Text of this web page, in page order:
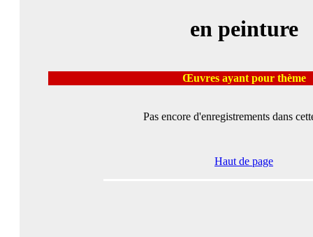
en peinture
Œuvres ayant pour thème
Pas encore d'enregistrements dans
Haut de page